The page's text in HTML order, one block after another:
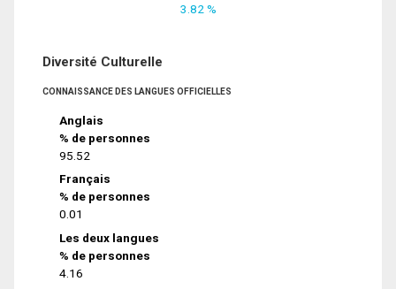
3.82 %
Diversité Culturelle
CONNAISSANCE DES LANGUES OFFICIELLES
Anglais
% de personnes
95.52
Français
% de personnes
0.01
Les deux langues
% de personnes
4.16